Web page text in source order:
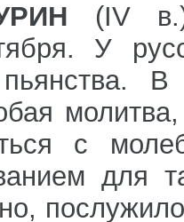
(IV
У
с
для